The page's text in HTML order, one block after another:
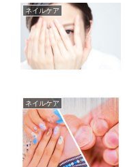
ネイルケア
ネイルケア